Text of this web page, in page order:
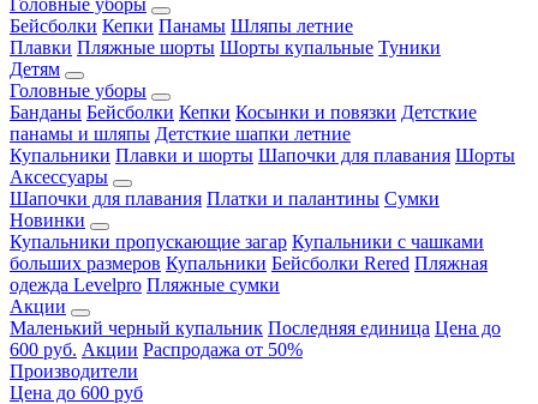
Головные уборы
Бейсболки Кепки Панамы Шляпы летние
Плавки Пляжные шорты Шорты купальные Туники
Детям
Головные уборы
Банданы Бейсболки Кепки Косынки и повязки Детсткие
панамы и шляпы Детсткие шапки летние
Купальники Плавки и шорты Шапочки для плавания Шорты
Аксессуары
Шапочки для плавания Платки и палантины Сумки
Новинки
Купальники пропускающие загар Купальники с чашками
больших размеров Купальники Бейсболки Rered Пляжная
одежда Levelpro Пляжные сумки
Акции
Маленький черный купальник Последняя единица Цена до
600 руб. Акции Распродажа от 50%
Производители
Цена до 600 руб